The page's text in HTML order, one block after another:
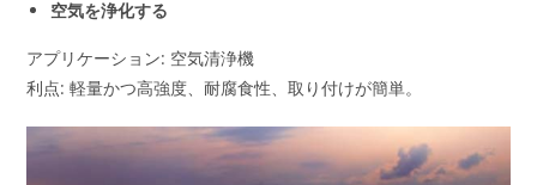
空気を浄化する
アプリケーション: 空気清浄機
利点: 軽量かつ高強度、耐腐食性、取り付けが簡単。